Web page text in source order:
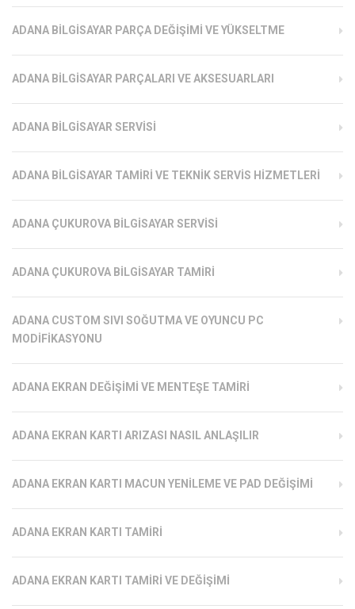
ADANA BILGISAYAR PARÇA DEĞIŞIMI VE YÜKSELTME
ADANA BILGISAYAR PARÇALARI VE AKSESUARLARI
ADANA BILGISAYAR SERVISI
ADANA BILGISAYAR TAMIRI VE TEKNIK SERVIS HIZMETLERI
ADANA ÇUKUROVA BILGISAYAR SERVISI
ADANA ÇUKUROVA BILGISAYAR TAMIRI
ADANA CUSTOM SIVI SOĞUTMA VE OYUNCU PC
MODIFIKASYONU
ADANA EKRAN DEĞIŞIMI VE MENTEŞE TAMIRI
ADANA EKRAN KARTI ARIZASI NASIL ANLAŞILIR
ADANA EKRAN KARTI MACUN YENILEME VE PAD DEĞIŞIMI
ADANA EKRAN KARTI TAMIRI
ADANA EKRAN KARTI TAMIRI VE DEĞIŞIMI